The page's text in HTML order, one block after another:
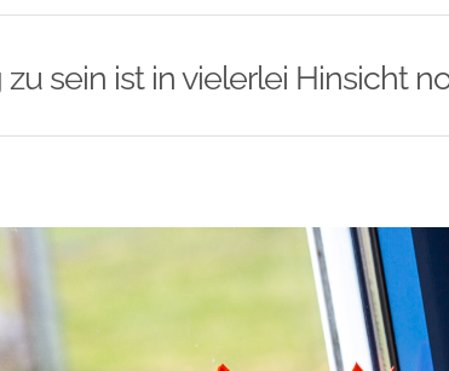
sein ist in vielerlei Hinsicht